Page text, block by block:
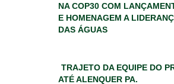
NA COP30 COM
E HOMENAGEM A
DAS ÁGUAS
TRAJETO DA EQUIPE DO
ATÉ ALENQUER PA.